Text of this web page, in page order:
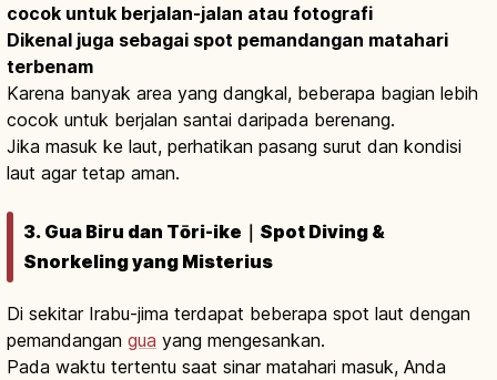
cocok untuk berjalan-jalan atau fotografi
Dikenal juga sebagai spot pemandangan matahari
terbenam
Karena banyak area yang dangkal, beberapa bagian lebih
cocok untuk berjalan santai daripada berenang.
Jika masuk ke laut, perhatikan pasang surut dan kondisi
laut agar tetap aman.
3. Gua Biru dan Tōri-ike｜Spot Diving &
Snorkeling yang Misterius
Di sekitar Irabu-jima terdapat beberapa spot laut dengan
pemandangan gua yang mengesankan.
Pada waktu tertentu saat sinar matahari masuk, Anda